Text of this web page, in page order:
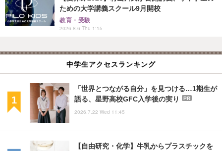
ための大学講義スクール9月開校
教育・受験
2026.8.6 Thu 1:15
中学生アクセスランキング
「世界とつながる自分」を見つける…1期生が
語る、星野高校GFC入学後の実り
PR
2026.7.22 Wed 11:45
【自由研究・化学】牛乳からプラスチックを